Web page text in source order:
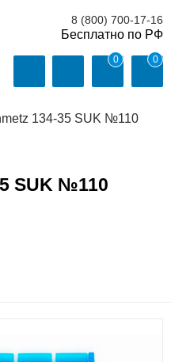
8 (800) 700-17-16
0 0
134-35 SUK №110
SUK №110